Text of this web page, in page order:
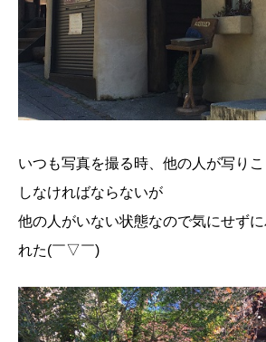
いつも写真を撮る時、他の人が写り
しなければならないが
他の人がいない状態なので気にせず
れた(￣▽￣)